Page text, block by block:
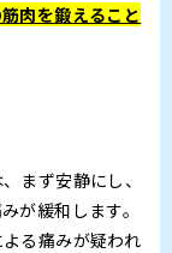
肉を鍛えること
まず安静にし、
が緩和します。
る痛みが疑われ